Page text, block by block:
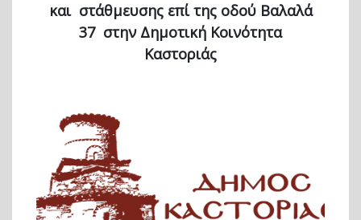
και στάθμευσης επί της οδού Βαλαλά
37 στην Δημοτική Κοινότητα
Καστοριάς